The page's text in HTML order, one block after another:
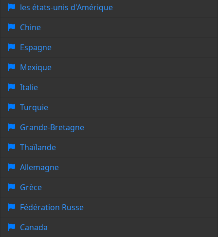
les états-unis d'Amérique
Chine
Espagne
Mexique
Italie
Turquie
Grande-Bretagne
Thaïlande
Allemagne
Grèce
Fédération Russe
Canada